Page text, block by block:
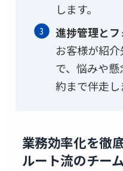
します。
進捗管理とフ
お客様が紹
で、悩みや
約まで伴走し
業務効率化を徹
ルート流のチー